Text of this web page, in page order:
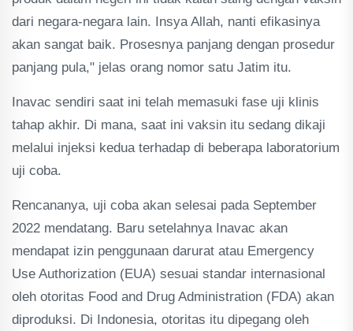
dari negara-negara lain. Insya Allah, nanti efikasinya
akan sangat baik. Prosesnya panjang dengan prosedur
panjang pula," jelas orang nomor satu Jatim itu.
Inavac sendiri saat ini telah memasuki fase uji klinis
tahap akhir. Di mana, saat ini vaksin itu sedang dikaji
melalui injeksi kedua terhadap di beberapa laboratorium
uji coba.
Rencananya, uji coba akan selesai pada September
2022 mendatang. Baru setelahnya Inavac akan
mendapat izin penggunaan darurat atau Emergency
Use Authorization (EUA) sesuai standar internasional
oleh otoritas Food and Drug Administration (FDA) akan
diproduksi. Di Indonesia, otoritas itu dipegang oleh